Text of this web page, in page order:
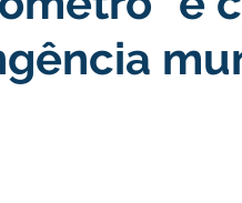
e turismo